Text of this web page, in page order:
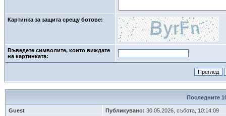
Картинка за защита срещу ботове:
Въведете символите, които виждате
на картинката: